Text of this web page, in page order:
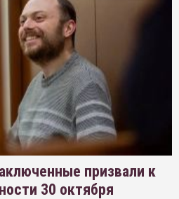
призвали к
30 октября